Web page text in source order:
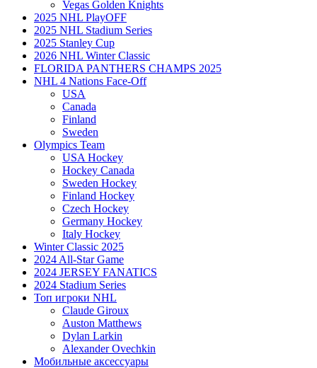
Vegas Golden Knights
2025 NHL PlayOFF
2025 NHL Stadium Series
2025 Stanley Cup
2026 NHL Winter Classic
FLORIDA PANTHERS CHAMPS 2025
NHL 4 Nations Face-Off
USA
Canada
Finland
Sweden
Olympics Team
USA Hockey
Hockey Canada
Sweden Hockey
Finland Hockey
Czech Hockey
Germany Hockey
Italy Hockey
Winter Classic 2025
2024 All-Star Game
2024 JERSEY FANATICS
2024 Stadium Series
Топ игроки NHL
Claude Giroux
Auston Matthews
Dylan Larkin
Alexander Ovechkin
Мобильные аксессуары